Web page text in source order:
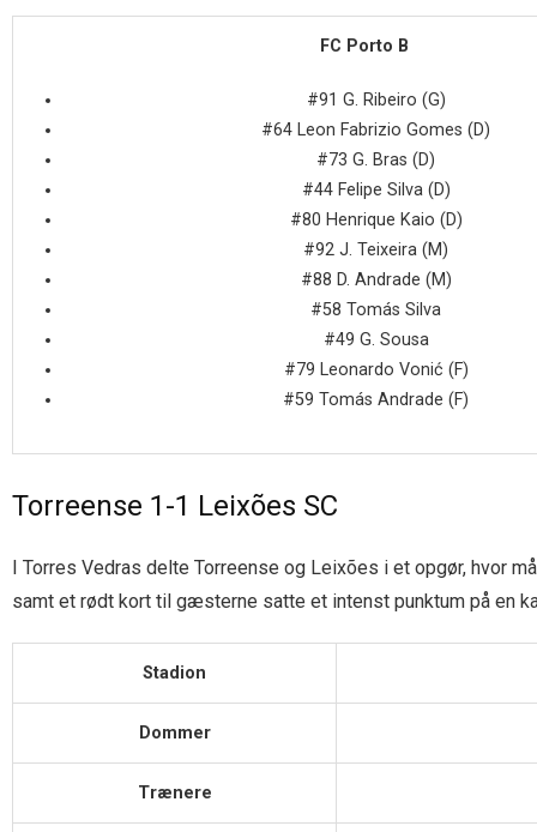
FC Porto B
#91 G. Ribeiro (G)
#64 Leon Fabrizio Gomes (D)
#73 G. Bras (D)
#44 Felipe Silva (D)
#80 Henrique Kaio (D)
#92 J. Teixeira (M)
#88 D. Andrade (M)
#58 Tomás Silva
#49 G. Sousa
#79 Leonardo Vonić (F)
#59 Tomás Andrade (F)
Torreense 1-1 Leixões SC
I Torres Vedras delte Torreense og Leixões i et opgør, hvor
samt et rødt kort til gæsterne satte et intenst punktum på en
Stadion
Dommer
Trænere